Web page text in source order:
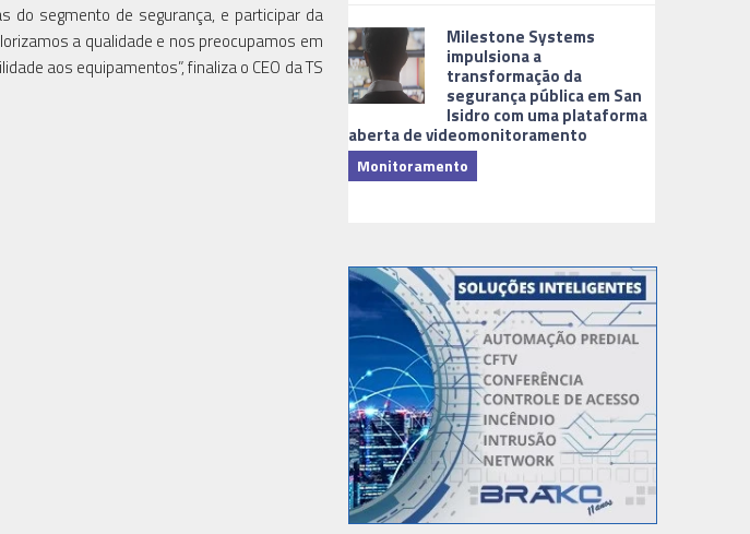
do segmento de segurança, e participar da
a qualidade e nos preocupamos em
aos equipamentos”, finaliza o CEO da TS
Milestone Systems
impulsiona a
transformação da
segurança pública em San
Isidro com uma plataforma
aberta de videomonitoramento
Monitoramento